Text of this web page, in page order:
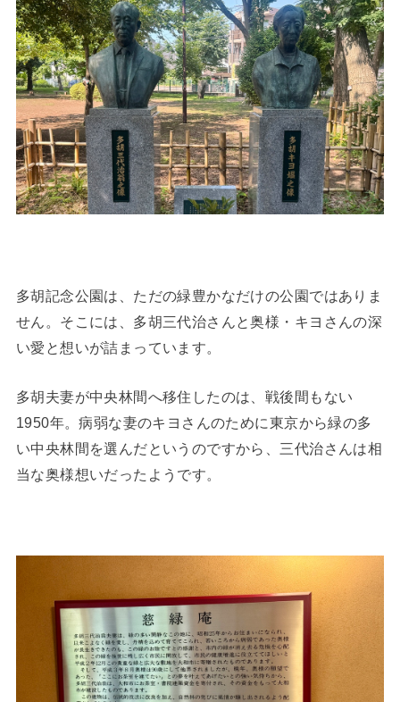
多胡記念公園は、ただの緑豊かなだけの公園ではありま
せん。そこには、多胡三代治さんと奥様・キヨさんの深
い愛と想いが詰まっています。
多胡夫妻が中央林間へ移住したのは、戦後間もない
1950年。病弱な妻のキヨさんのために東京から緑の多
い中央林間を選んだというのですから、三代治さんは相
当な奥様想いだったようです。